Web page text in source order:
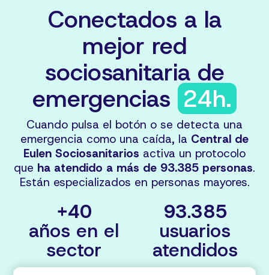
Conectados a la
mejor red
sociosanitaria de
emergencias 24h.
Cuando pulsa el botón o se detecta una
emergencia como una caída, la Central de
Eulen Sociosanitarios activa un protocolo
que ha atendido a más de 93.385 personas.
Están especializados en personas mayores.
+40
años en el
sector
93.385
usuarios
atendidos